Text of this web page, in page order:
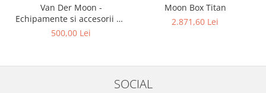
Van Der Moon -
Echipamente si accesorii de
top - Mobilier pentru
500,00 Lei
Moon Box Titan
2.871,60 Lei
SOCIAL